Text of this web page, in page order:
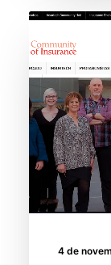
4 de